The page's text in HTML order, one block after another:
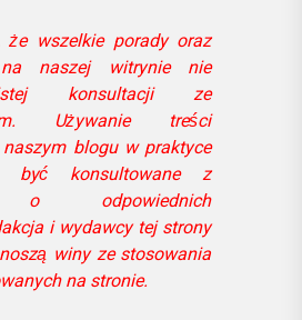
że wszelkie porady oraz
naszej witrynie nie
konsultacji ze
Używanie treści
blogu w praktyce
być konsultowane z
o odpowiednich
i wydawcy tej strony
winy ze stosowania
na stronie.